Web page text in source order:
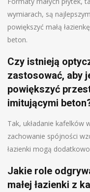
wymiarach, są
powiększyć małą
beton.
Czy istnieją
zastosować, aby
powiększyć
imitującymi
Tak, układanie kafelków
zachowanie spójności
łazienki mogą
Jakie role
małej łazienki z